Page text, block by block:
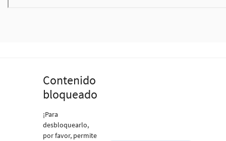
Contenido
bloqueado
¡Para
desbloquearlo,
por favor, permite